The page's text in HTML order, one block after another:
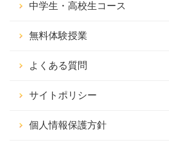
中学生・高校生コース
無料体験授業
よくある質問
サイトポリシー
個人情報保護方針